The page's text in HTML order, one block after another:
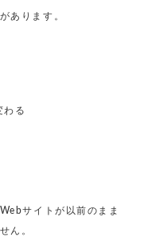
あります。
わる
サイトが以前のまま
ん。